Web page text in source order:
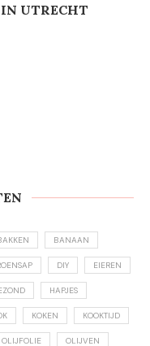
UTRECHT
BANAAN
DIY EIEREN
HAPJES
KOKEN KOOKTIJD
OLIJFOLIE OLIJVEN